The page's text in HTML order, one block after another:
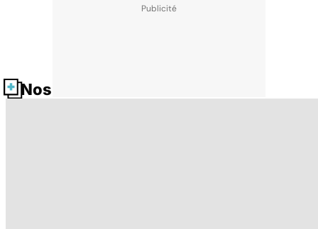
Nos fiches santé